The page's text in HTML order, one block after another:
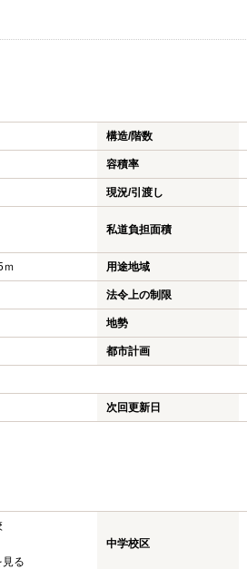
構造/階数
容積率
現況/引渡し
私道負担面積
ｍ 用途地域
法令上の制限
地勢
都市計画
次回更新日
る
中学校区